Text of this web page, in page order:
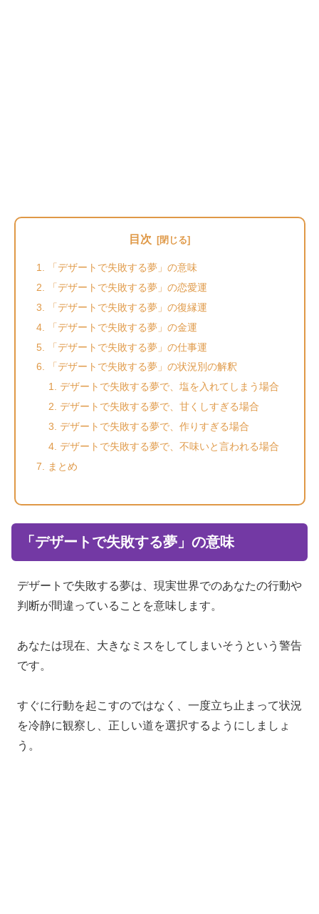
目次
「デザートで失敗する夢」の意味
「デザートで失敗する夢」の恋愛運
「デザートで失敗する夢」の復縁運
「デザートで失敗する夢」の金運
「デザートで失敗する夢」の仕事運
「デザートで失敗する夢」の状況別の解釈
デザートで失敗する夢で、塩を入れてしまう場合
デザートで失敗する夢で、甘くしすぎる場合
デザートで失敗する夢で、作りすぎる場合
デザートで失敗する夢で、不味いと言われる場合
まとめ
「デザートで失敗する夢」の意味
デザートで失敗する夢は、現実世界でのあなたの行動や
判断が間違っていることを意味します。
あなたは現在、大きなミスをしてしまいそうという警告
です。
すぐに行動を起こすのではなく、一度立ち止まって状況
を冷静に観察し、正しい道を選択するようにしましょ
う。